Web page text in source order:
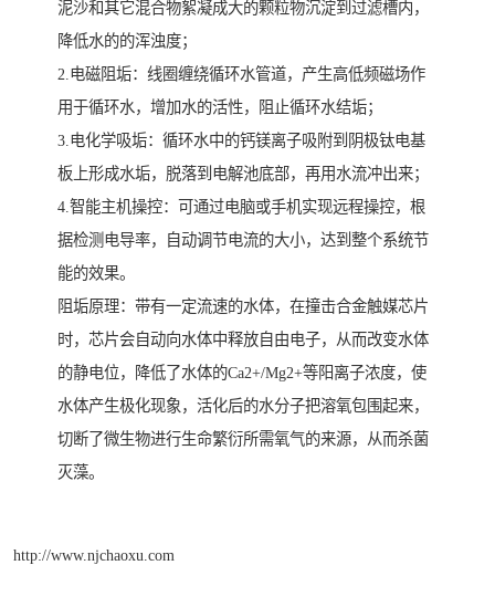
泥沙和其它混合物絮凝成大的颗粒物沉淀到过滤槽内，
降低水的的浑浊度；
2.电磁阻垢：线圈缠绕循环水管道，产生高低频磁场作
用于循环水，增加水的活性，阻止循环水结垢；
3.电化学吸垢：循环水中的钙镁离子吸附到阴极钛电基
板上形成水垢，脱落到电解池底部，再用水流冲出来；
4.智能主机操控：可通过电脑或手机实现远程操控，根
据检测电导率，自动调节电流的大小，达到整个系统节
能的效果。
阻垢原理：带有一定流速的水体，在撞击合金触媒芯片
时，芯片会自动向水体中释放自由电子，从而改变水体
的静电位，降低了水体的Ca2+/Mg2+等阳离子浓度，使
水体产生极化现象，活化后的水分子把溶氧包围起来，
切断了微生物进行生命繁衍所需氧气的来源，从而杀菌
灭藻。
http://www.njchaoxu.com